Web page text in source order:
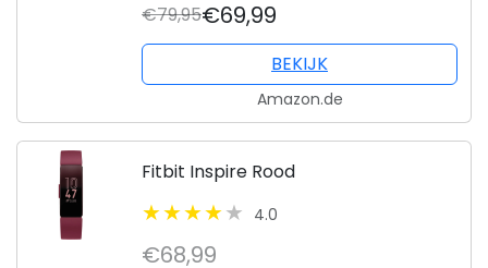
€79,95€69,99
BEKIJK
Amazon.de
Fitbit Inspire Rood
4.0
€68,99